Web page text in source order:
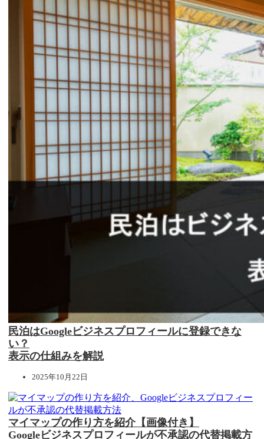
民泊はGoogleビジネスプロフィールに登録できな
い？
表示の仕組みを解説
2025年10月22日
マイマップの作り方を紹介【画像付き】
Googleビジネスプロフィールが不承認の代替掲載方